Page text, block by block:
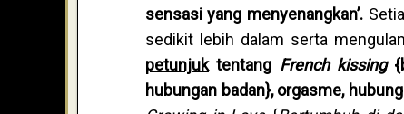
sensasi yang menyenangkan’.
sedikit lebih dalam serta
petunjuktentang French kissing
hubungan badan}, orgasme,